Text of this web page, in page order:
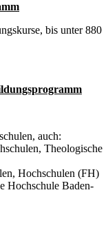
bis unter 880
auch:
Theologische
Hochschulen (FH)
Hochschule Baden-